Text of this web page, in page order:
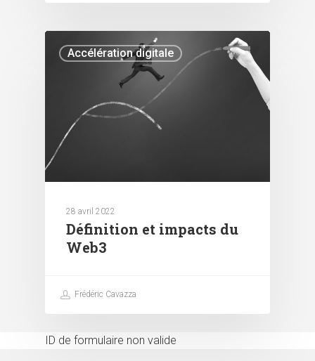
Accélération digitale
28 avril 2022
Définition et impacts du
Web3
Frédéric Cavazza
ID de formulaire non valide